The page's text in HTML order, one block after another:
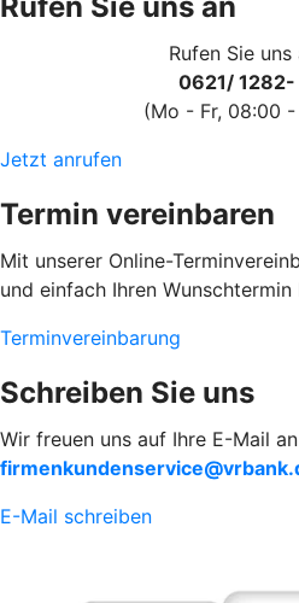
Rufen Sie
0621/ 1282-
(Mo - Fr, 08:00 -
Jetzt anrufen
Termin vereinbaren
Mit unserer Online-
und einfach Ihren Wunschtermin
Terminvereinbarung
Schreiben Sie uns
Wir freuen uns auf Ihre E-Mail an
E-Mail schreiben